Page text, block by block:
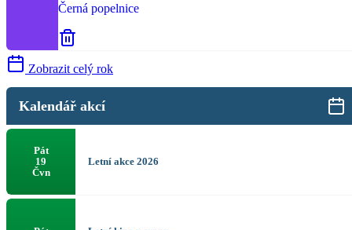
Černá popelnice
Zobrazit celý rok
Kalendář akcí
Pát
19
Čvn
Letní akce 2026